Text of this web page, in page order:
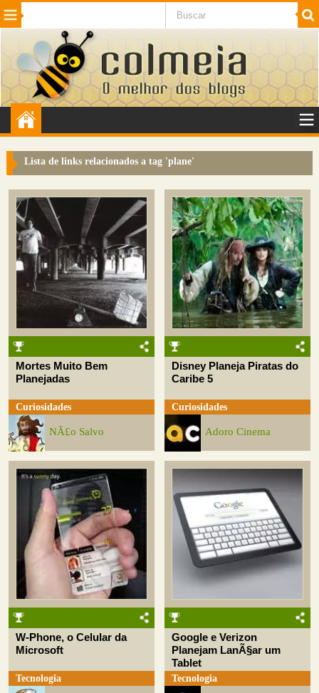
Beleza Cinema e TV
Internet Jogos NotÃ­cias SaÃºde
VeÃ­culos Adulto
Sugerir Link
Colmeia Exchange
Perguntas Frequentes
Sobre
Contato
Lista de links relacionados a tag 'plane'
Mortes Muito Bem
Planejadas
Curiosidades
NÃ£o Salvo
Disney Planeja Piratas do
Caribe 5
Curiosidades
Adoro Cinema
W-Phone, o Celular da
Microsoft
Tecnologia
Google e Verizon
Planejam LanÃ§ar um
Tablet
Tecnologia